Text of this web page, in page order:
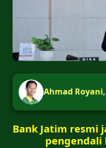
Ahmad
Bank Jatim resmi
pengendali